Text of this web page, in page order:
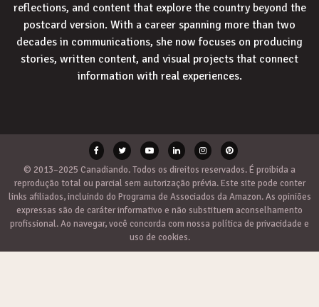
reflections, and content that explore the country beyond the
postcard version. With a career spanning more than two
decades in communications, she now focuses on producing
stories, written content, and visual projects that connect
information with real experiences.
© 2013–2025 Canadiando. Todos os direitos reservados. É proibida a
reprodução total ou parcial sem autorização prévia. Este site pode conter
links afiliados, incluindo do Programa de Associados da Amazon. As opiniões
expressas são de caráter informativo e não substituem aconselhamento
profissional. Ao navegar, você concorda com nossa política de privacidade e
uso de cookies.